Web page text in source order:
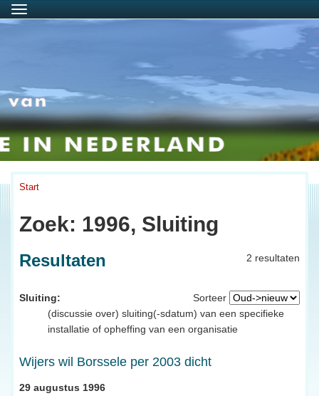
Menu
Start
Zoek: 1996, Sluiting
2 resultaten
Resultaten
Sorteer
Sluiting:
(discussie over) sluiting(-sdatum) van een specifieke
installatie of opheffing van een organisatie
Wijers wil Borssele per 2003 dicht
29 augustus 1996